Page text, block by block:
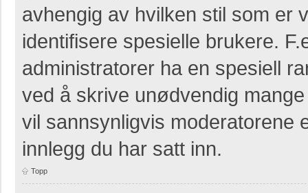
avhengig av hvilken stil som er
identifisere spesielle brukere.
administratorer ha en spesiell
ved å skrive unødvendig
vil sannsynligvis moderatorene
innlegg du har satt inn.
Topp